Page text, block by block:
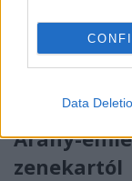
Data
Irodalom
Arany-
zenekartól